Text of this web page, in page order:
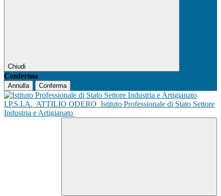
Chiudi
Conferma
Annulla Conferma
I.P.S.I.A. ATTILIO ODERO Istituto Professionale di Stato Settore
Industria e Artigianato